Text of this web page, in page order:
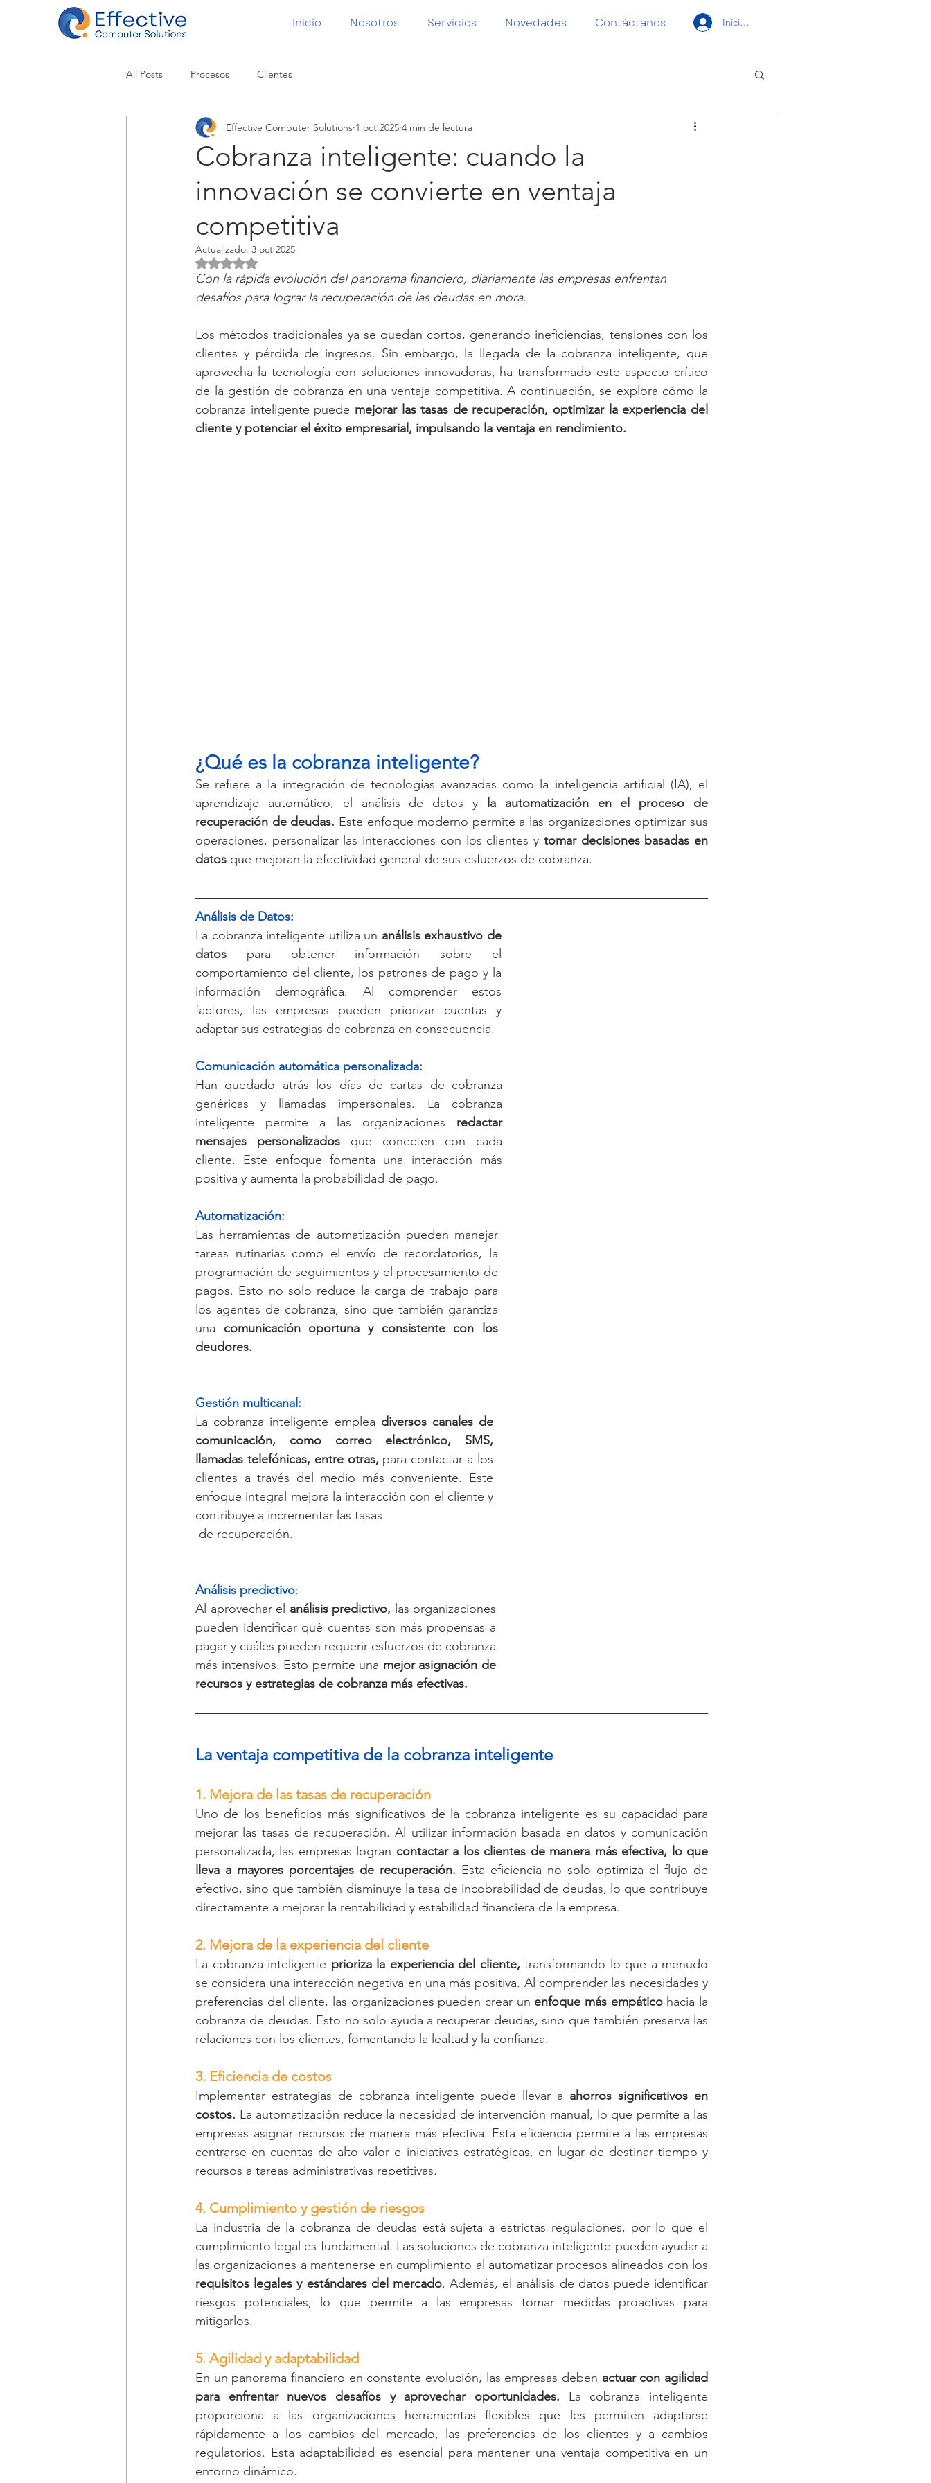
Inicio Nosotros Servicios Novedades Contáctanos Iniciar sesión
All Posts Procesos Clientes
Cobranza inteligente: cuando la
innovación se convierte en ventaja
competitiva
Effective Computer Solutions 1 oct 2025 4 min de lectura
Actualizado: 3 oct 2025
Obtuvo NaN de 5 estrellas.
Con la rápida evolución del panorama financiero, diariamente las empresas enfrentan
desafíos para lograr la recuperación de las deudas en mora.
Los métodos tradicionales ya se quedan cortos, generando ineficiencias, tensiones con los
clientes y pérdida de ingresos. Sin embargo, la llegada de la cobranza inteligente, que
aprovecha la tecnología con soluciones innovadoras, ha transformado este aspecto crítico
de la gestión de cobranza en una ventaja competitiva. A continuación, se explora cómo la
cobranza inteligente puede mejorar las tasas de recuperación, optimizar la experiencia del
cliente y potenciar el éxito empresarial, impulsando la ventaja en rendimiento.
¿Qué es la cobranza inteligente?
Se refiere a la integración de tecnologías avanzadas como la inteligencia artificial (IA), el
aprendizaje automático, el análisis de datos y la automatización en el proceso de
recuperación de deudas. Este enfoque moderno permite a las organizaciones optimizar sus
operaciones, personalizar las interacciones con los clientes y tomar decisiones basadas en
datos que mejoran la efectividad general de sus esfuerzos de cobranza.
Análisis de Datos:
La cobranza inteligente utiliza un análisis exhaustivo de
datos para obtener información sobre el
comportamiento del cliente, los patrones de pago y la
información demográfica. Al comprender estos
factores, las empresas pueden priorizar cuentas y
adaptar sus estrategias de cobranza en consecuencia.
Comunicación automática personalizada:
Han quedado atrás los días de cartas de cobranza
genéricas y llamadas impersonales. La cobranza
inteligente permite a las organizaciones redactar
mensajes personalizados que conecten con cada
cliente. Este enfoque fomenta una interacción más
positiva y aumenta la probabilidad de pago.
Automatización:
Las herramientas de automatización pueden manejar
tareas rutinarias como el envío de recordatorios, la
programación de seguimientos y el procesamiento de
pagos. Esto no solo reduce la carga de trabajo para
los agentes de cobranza, sino que también garantiza
una comunicación oportuna y consistente con los
deudores.
Gestión multicanal:
La cobranza inteligente emplea diversos canales de
comunicación, como correo electrónico, SMS,
llamadas telefónicas, entre otras, para contactar a los
clientes a través del medio más conveniente. Este
enfoque integral mejora la interacción con el cliente y
contribuye a incrementar las tasas
de recuperación.
Análisis predictivo:
Al aprovechar el análisis predictivo, las organizaciones
pueden identificar qué cuentas son más propensas a
pagar y cuáles pueden requerir esfuerzos de cobranza
más intensivos. Esto permite una mejor asignación de
recursos y estrategias de cobranza más efectivas.
La ventaja competitiva de la cobranza inteligente
1. Mejora de las tasas de recuperación
Uno de los beneficios más significativos de la cobranza inteligente es su capacidad para
mejorar las tasas de recuperación. Al utilizar información basada en datos y comunicación
personalizada, las empresas logran contactar a los clientes de manera más efectiva, lo que
lleva a mayores porcentajes de recuperación. Esta eficiencia no solo optimiza el flujo de
efectivo, sino que también disminuye la tasa de incobrabilidad de deudas, lo que contribuye
directamente a mejorar la rentabilidad y estabilidad financiera de la empresa.
2. Mejora de la experiencia del cliente
La cobranza inteligente prioriza la experiencia del cliente, transformando lo que a menudo
se considera una interacción negativa en una más positiva. Al comprender las necesidades y
preferencias del cliente, las organizaciones pueden crear un enfoque más empático hacia la
cobranza de deudas. Esto no solo ayuda a recuperar deudas, sino que también preserva las
relaciones con los clientes, fomentando la lealtad y la confianza.
3. Eficiencia de costos
Implementar estrategias de cobranza inteligente puede llevar a ahorros significativos en
costos. La automatización reduce la necesidad de intervención manual, lo que permite a las
empresas asignar recursos de manera más efectiva. Esta eficiencia permite a las empresas
centrarse en cuentas de alto valor e iniciativas estratégicas, en lugar de destinar tiempo y
recursos a tareas administrativas repetitivas.
4. Cumplimiento y gestión de riesgos
La industria de la cobranza de deudas está sujeta a estrictas regulaciones, por lo que el
cumplimiento legal es fundamental. Las soluciones de cobranza inteligente pueden ayudar a
requisitos legales y estándares del mercado. Además, el análisis de datos puede identificar
riesgos potenciales, lo que permite a las empresas tomar medidas proactivas para
mitigarlos.
5. Agilidad y adaptabilidad
En un panorama financiero en constante evolución, las empresas deben actuar con agilidad
para enfrentar nuevos desafíos y aprovechar oportunidades. La cobranza inteligente
proporciona a las organizaciones herramientas flexibles que les permiten adaptarse
rápidamente a los cambios del mercado, las preferencias de los clientes y a cambios
regulatorios. Esta adaptabilidad es esencial para mantener una ventaja competitiva en un
entorno dinámico.